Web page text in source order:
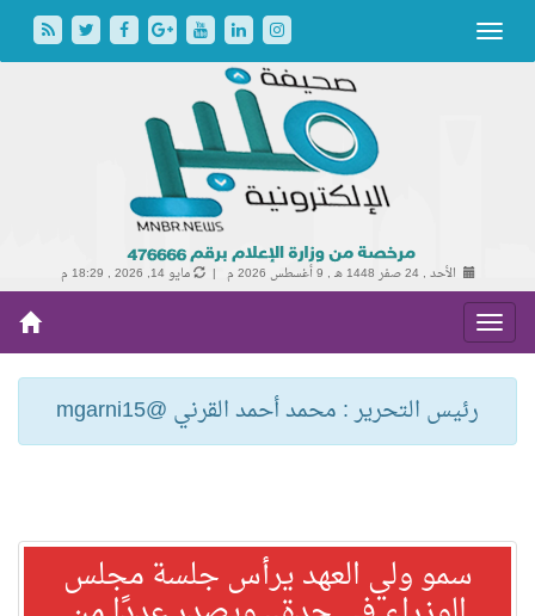
الأحد , 24 صفر 1448 هـ , 9 أغسطس 2026 م | مايو 14, 2026 , 18:29 م
رئيس التحرير : محمد أحمد القرني @mgarni15
سمو ولي العهد يرأس جلسة مجلس